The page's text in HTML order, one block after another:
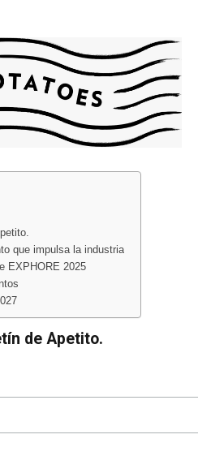
que impulsa la industria
EXPHORE 2025
de Apetito.